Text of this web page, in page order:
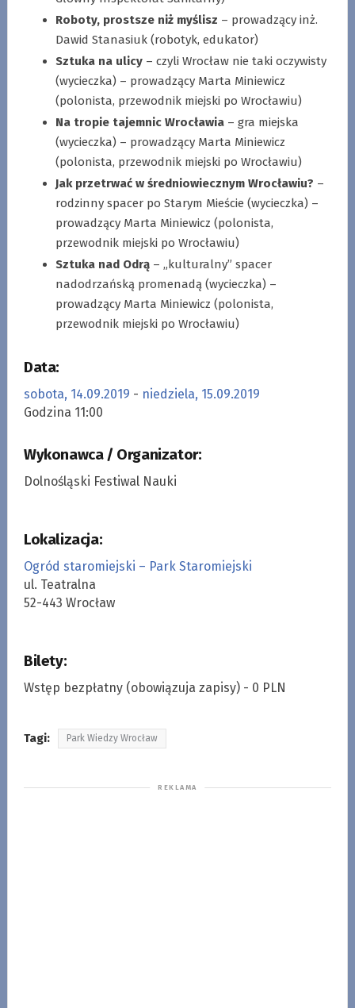
Roboty, prostsze niż myślisz – prowadzący inż.
Dawid Stanasiuk (robotyk, edukator)
Sztuka na ulicy– czyli Wrocław nie taki oczywisty
(wycieczka) – prowadzący Marta Miniewicz
(polonista, przewodnik miejski po Wrocławiu)
Na tropie tajemnic Wrocławia– gra miejska
(wycieczka) – prowadzący Marta Miniewicz
(polonista, przewodnik miejski po Wrocławiu)
Jak przetrwać w średniowiecznym Wrocławiu? –
rodzinny spacer po Starym Mieście (wycieczka) –
prowadzący Marta Miniewicz (polonista,
przewodnik miejski po Wrocławiu)
Sztuka nad Odrą– „kulturalny” spacer
nadodrzańską promenadą (wycieczka) –
prowadzący Marta Miniewicz (polonista,
przewodnik miejski po Wrocławiu)
Data:
sobota, 14.09.2019 - niedziela, 15.09.2019
Godzina 11:00
Wykonawca / Organizator:
Dolnośląski Festiwal Nauki
Lokalizacja:
Ogród staromiejski – Park Staromiejski
ul. Teatralna
52-443 Wrocław
Bilety:
Wstęp bezpłatny (obowiązuja zapisy) - 0 PLN
Tagi: Park Wiedzy Wrocław